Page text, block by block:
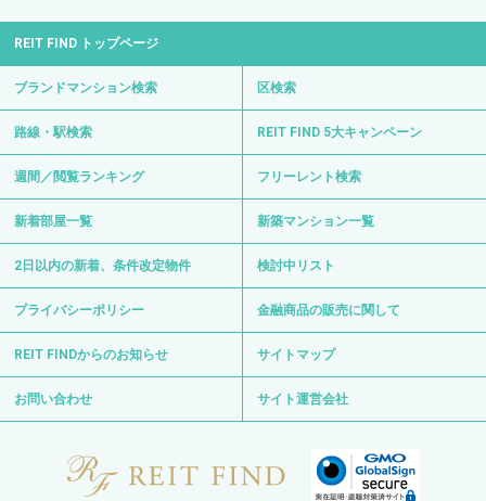
REIT FIND トップページ
ブランドマンション検索 区検索
路線・駅検索 REIT FIND 5大キャンペーン
週間／閲覧ランキング フリーレント検索
新着部屋一覧 新築マンション一覧
2日以内の新着、条件改定物件 検討中リスト
プライバシーポリシー 金融商品の販売に関して
REIT FINDからのお知らせ サイトマップ
お問い合わせ サイト運営会社